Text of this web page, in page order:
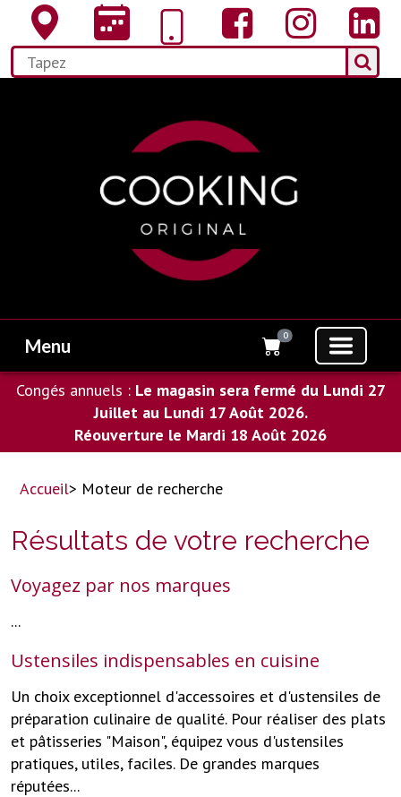
Menu 0
Congés annuels : Le magasin sera fermé du Lundi 27
Juillet au Lundi 17 Août 2026.
Réouverture le Mardi 18 Août 2026
Accueil> Moteur de recherche
Résultats de votre recherche
Voyagez par nos marques
...
Ustensiles indispensables en cuisine
Un choix exceptionnel d'accessoires et d'ustensiles de
préparation culinaire de qualité. Pour réaliser des plats
et pâtisseries "Maison", équipez vous d'ustensiles
pratiques, utiles, faciles. De grandes marques
réputées...